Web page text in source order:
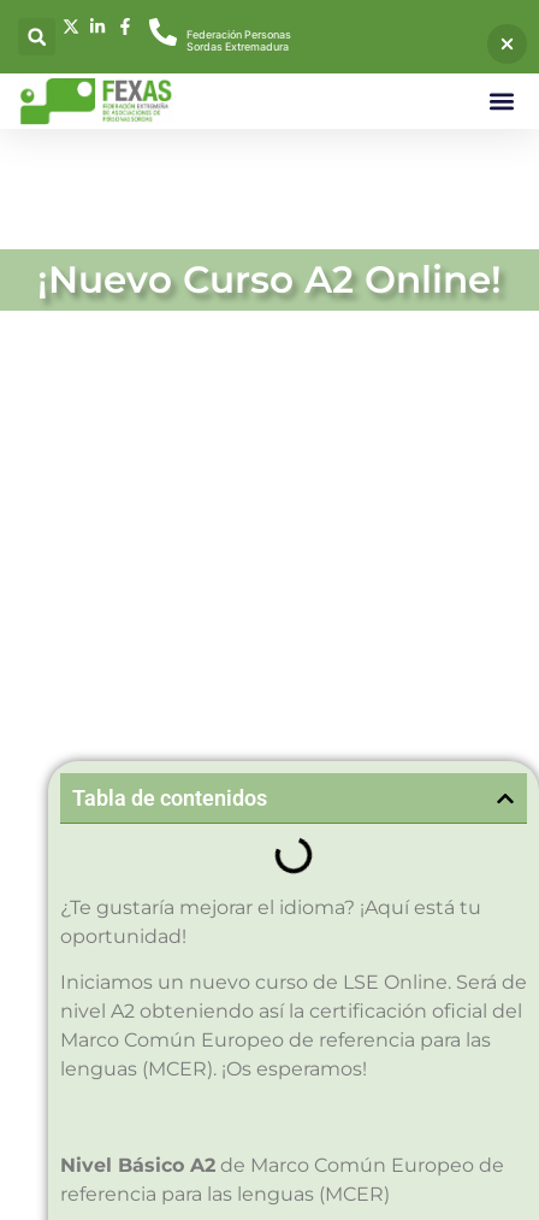
Federación Personas
Sordas Extremadura
¡Nuevo Curso A2 Online!
Tabla de contenidos
¿Te gustaría mejorar el idioma? ¡Aquí está tu
oportunidad!
Iniciamos un nuevo curso de LSE Online. Será de
nivel A2 obteniendo así la certificación oficial del
Marco Común Europeo de referencia para las
lenguas (MCER). ¡Os esperamos!
Nivel Básico A2 de Marco Común Europeo de
referencia para las lenguas (MCER)